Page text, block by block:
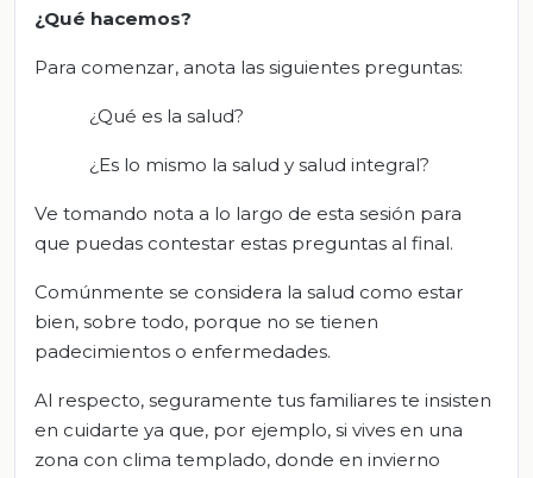
¿Qué hacemos?
Para comenzar, anota las siguientes preguntas:
¿Qué es la salud?
¿Es lo mismo la salud y salud integral?
Ve tomando nota a lo largo de esta sesión para
que puedas contestar estas preguntas al final.
Comúnmente se considera la salud como estar
bien, sobre todo, porque no se tienen
padecimientos o enfermedades.
Al respecto, seguramente tus familiares te insisten
en cuidarte ya que, por ejemplo, si vives en una
zona con clima templado, donde en invierno